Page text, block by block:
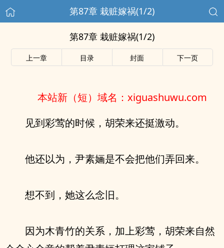
第87章 栽赃嫁祸(1/2)
第87章 栽赃嫁祸(1/2)
上一章 目录 封面 下一页
本站新（短）域名：xiguashuwu.com
见到彩莺的时候，胡荣来还挺激动。
他还以为，尹素婳是不会把他们弄回来。
想不到，她这么念旧。
因为木青竹的关系，加上彩莺，胡荣来自然